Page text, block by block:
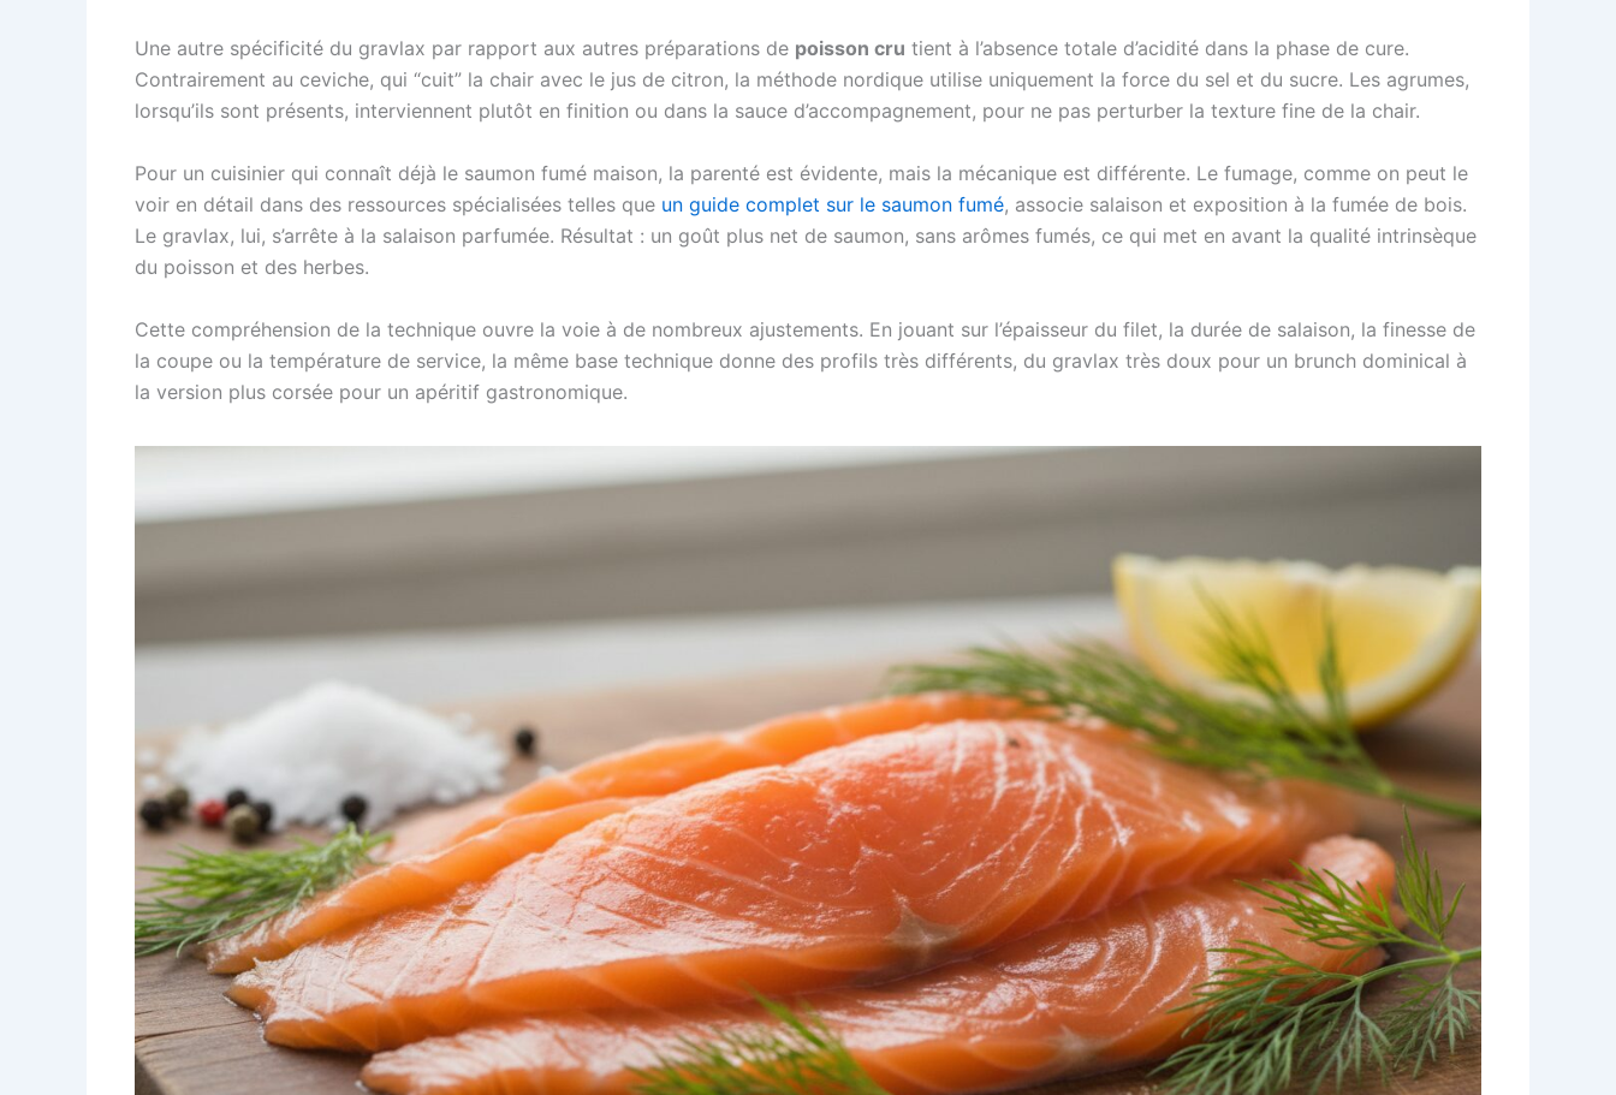
Une autre spécificité du gravlax par rapport aux autres préparations de poisson cru tient à l’absence totale d’acidité dans la phase de cure.
Contrairement au ceviche, qui “cuit” la chair avec le jus de citron, la méthode nordique utilise uniquement la force du sel et du sucre. Les agrumes,
lorsqu’ils sont présents, interviennent plutôt en finition ou dans la sauce d’accompagnement, pour ne pas perturber la texture fine de la chair.
Pour un cuisinier qui connaît déjà le saumon fumé maison, la parenté est évidente, mais la mécanique est différente. Le fumage, comme on peut le
voir en détail dans des ressources spécialisées telles que un guide complet sur le saumon fumé, associe salaison et exposition à la fumée de bois.
Le gravlax, lui, s’arrête à la salaison parfumée. Résultat : un goût plus net de saumon, sans arômes fumés, ce qui met en avant la qualité intrinsèque
du poisson et des herbes.
Cette compréhension de la technique ouvre la voie à de nombreux ajustements. En jouant sur l’épaisseur du filet, la durée de salaison, la finesse de
la coupe ou la température de service, la même base technique donne des profils très différents, du gravlax très doux pour un brunch dominical à
la version plus corsée pour un apéritif gastronomique.